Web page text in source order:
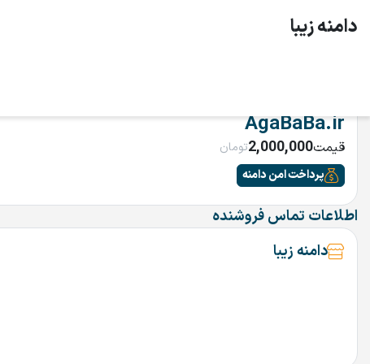
دامنه زیبا
AgaBaBa.ir
قیمت2,000,000تومان
پرداخت امن دامنه
اطلاعات تماس فروشنده
دامنه زیبا